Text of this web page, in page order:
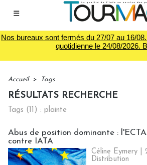
☰
Nos bureaux sont fermés du 27/07 au 16/
quotidienne le 24/08/2026.
Accueil > Tags
RÉSULTATS RECHERCHE
Tags (11) : plainte
Abus de position dominante :
contre IATA
Céline Eymery |
Distribution